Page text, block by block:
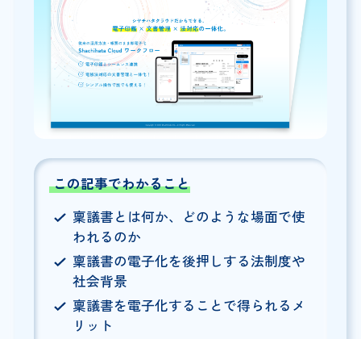
この記事でわかること
稟議書とは何か、どのような場面で使
われるのか
稟議書の電子化を後押しする法制度や
社会背景
稟議書を電子化することで得られるメ
リット